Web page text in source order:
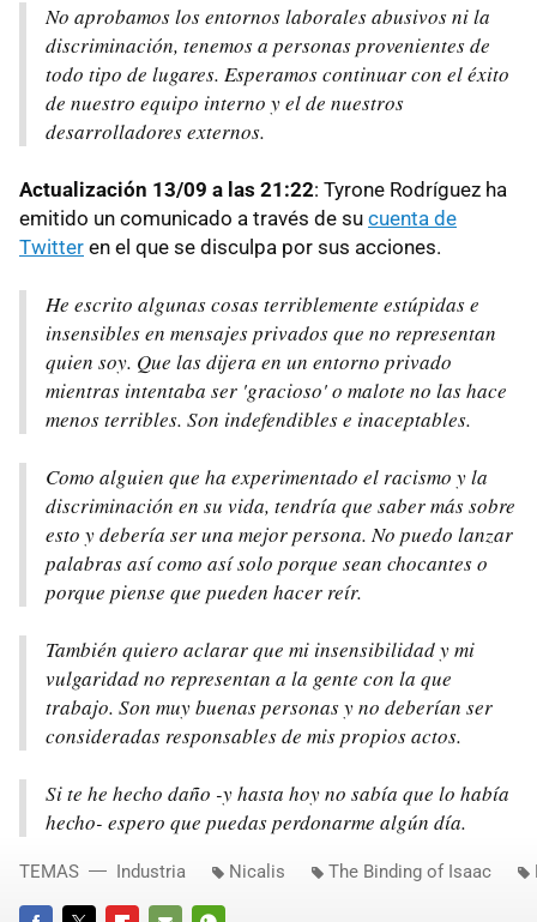
No aprobamos los entornos laborales abusivos ni la
discriminación, tenemos a personas provenientes de
todo tipo de lugares. Esperamos continuar con el éxito
de nuestro equipo interno y el de nuestros
desarrolladores externos.
Actualización 13/09 a las 21:22: Tyrone Rodríguez ha
emitido un comunicado a través de su cuenta de
Twitter en el que se disculpa por sus acciones.
He escrito algunas cosas terriblemente estúpidas e
insensibles en mensajes privados que no representan
quien soy. Que las dijera en un entorno privado
mientras intentaba ser 'gracioso' o malote no las hace
menos terribles. Son indefendibles e inaceptables.
Como alguien que ha experimentado el racismo y la
discriminación en su vida, tendría que saber más sobre
esto y debería ser una mejor persona. No puedo lanzar
palabras así como así solo porque sean chocantes o
porque piense que pueden hacer reír.
También quiero aclarar que mi insensibilidad y mi
vulgaridad no representan a la gente con la que
trabajo. Son muy buenas personas y no deberían ser
consideradas responsables de mis propios actos.
Si te he hecho daño -y hasta hoy no sabía que lo había
hecho- espero que puedas perdonarme algún día.
TEMAS Industria Nicalis The Binding of Isaac